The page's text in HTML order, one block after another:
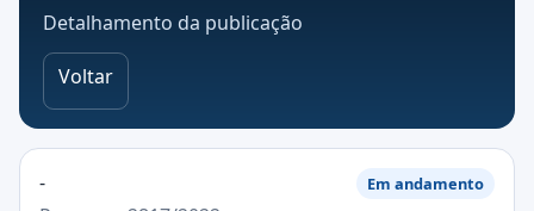
Detalhamento da publicação
Voltar
-
Em andamento